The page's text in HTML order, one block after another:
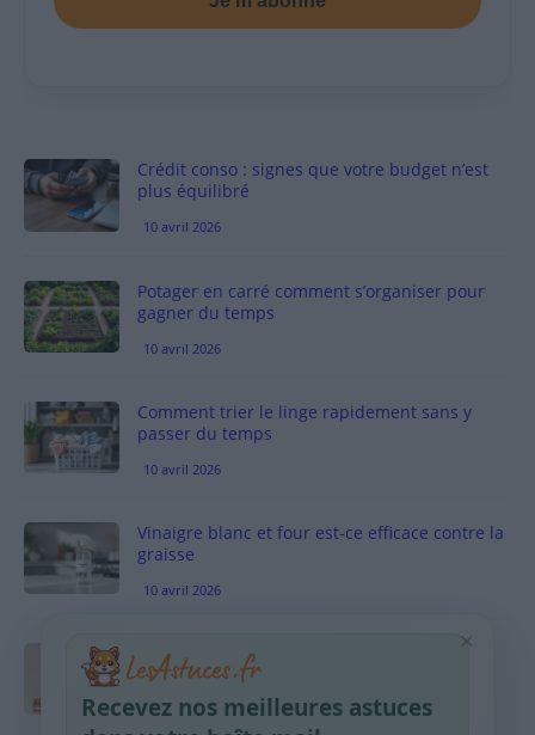
Crédit conso : signes que votre budget n’est
plus équilibré
10 avril 2026
Potager en carré comment s’organiser pour
gagner du temps
10 avril 2026
Comment trier le linge rapidement sans y
passer du temps
10 avril 2026
Vinaigre blanc et four est-ce efficace contre la
graisse
10 avril 2026
Taches pigmentaires : routine simple +
habitudes qui aident
9 avril 2026
×
Recevez nos meilleures astuces